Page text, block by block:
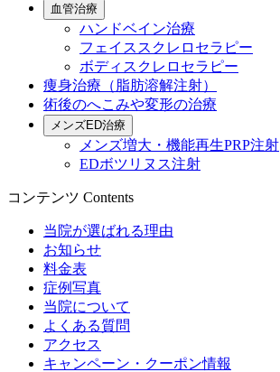
血管治療
ハンドベイン治療
フェイススクレロセラピー
ボディスクレロセラピー
痩身治療（脂肪溶解注射）
術後のへこみや変形の治療
メンズED治療
メンズ増大・機能再生PRP注射
EDボツリヌス注射
コンテンツ Contents
当院が選ばれる理由
お知らせ
料金表
症例写真
当院について
よくある質問
アクセス
キャンペーン・クーポン情報